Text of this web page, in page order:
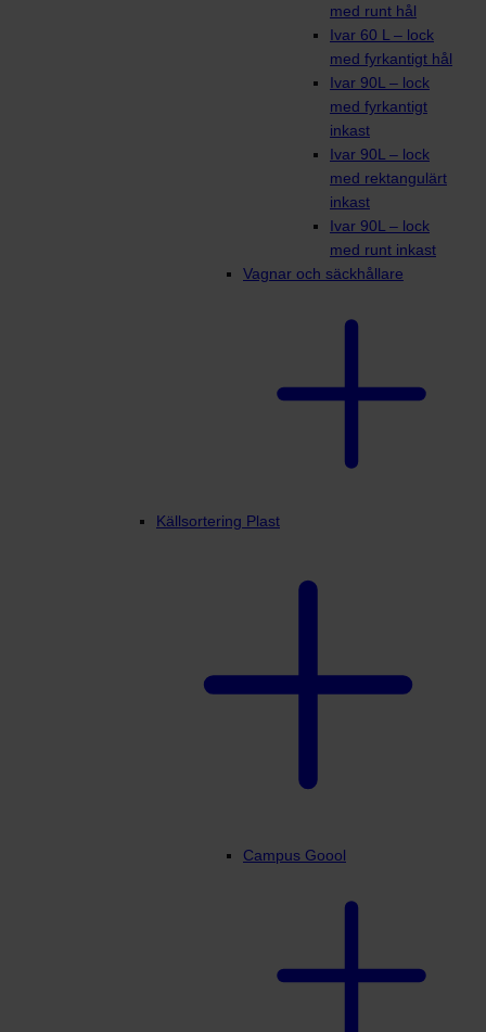
med runt hål
Ivar 60 L – lock
med fyrkantigt hål
Ivar 90L – lock
med fyrkantigt
inkast
Ivar 90L – lock
med rektangulärt
inkast
Ivar 90L – lock
med runt inkast
Vagnar och säckhållare
Källsortering Plast
Campus Goool